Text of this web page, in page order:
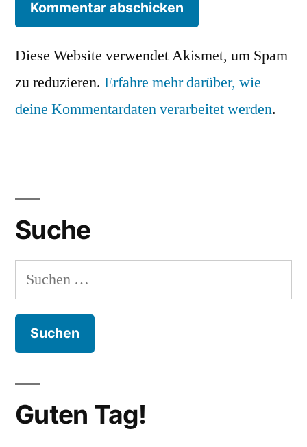
Diese Website verwendet Akismet, um Spam
zu reduzieren. Erfahre mehr darüber, wie
deine Kommentardaten verarbeitet werden.
Suche
Suchen
nach:
Guten Tag!